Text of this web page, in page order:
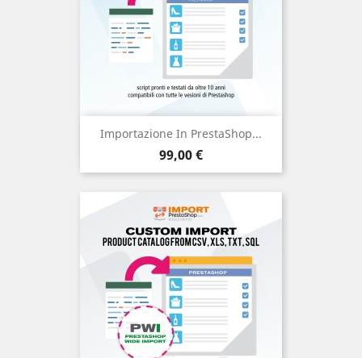
Importazione In PrestaShop...
Prezzo
99,00 €